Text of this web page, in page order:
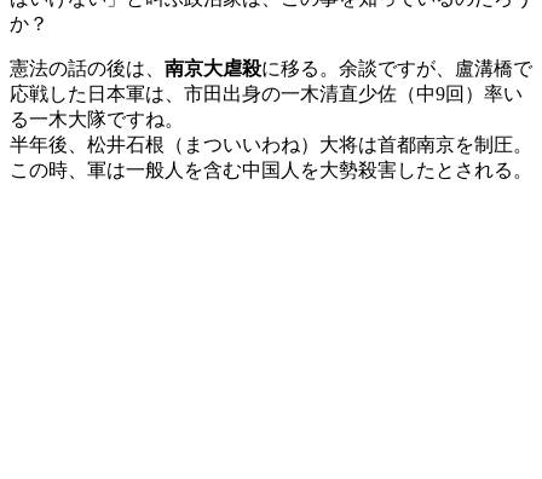
か？
憲法の話の後は、 南京大虐殺に移る。余談ですが、盧溝橋で
応戦した日本軍は、市田出身の一木清直少佐（中9回）率い
る一木大隊ですね。
半年後、松井石根（まついいわね）大将は首都南京を制圧。
この時、軍は一般人を含む中国人を大勢殺害したとされる。